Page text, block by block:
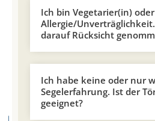
Ich bin Vegetarier(in)
Allergie/
darauf Rücksicht
Ich habe keine oder nur
Segelerfahrung. Ist der
geeignet?